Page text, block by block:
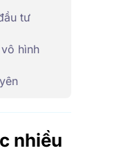
tư
hình
nhiều